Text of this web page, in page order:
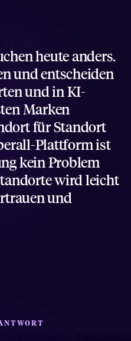
heuteanders.
undentscheiden
undinKI-
Marken
fürStandort
Plattformist
keinProblem
wirdleicht
und